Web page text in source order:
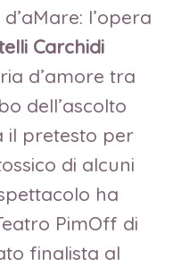
l’opera
Carchidi
d’amore tra
dell’ascolto
il pretesto per
di alcuni
ha
PimOff di
finalista al